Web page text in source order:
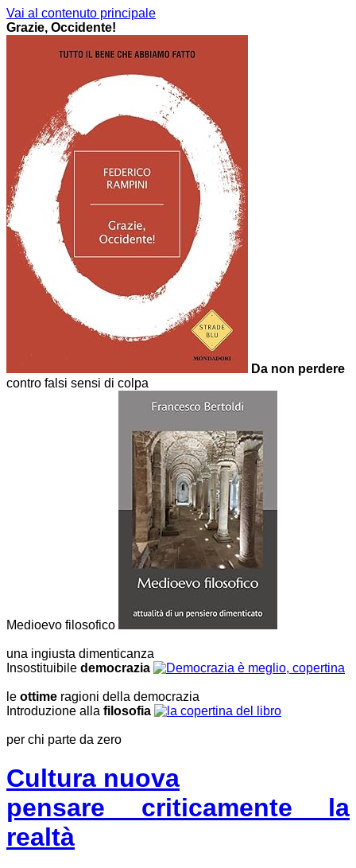
Vai al contenuto principale
Grazie, Occidente!
Da non perdere
contro falsi sensi di colpa
Medioevo filosofico
una ingiusta dimenticanza
Insostituibile democrazia
le ottime ragioni della democrazia
Introduzione alla filosofia
per chi parte da zero
Cultura nuova
pensare criticamente la
realtà